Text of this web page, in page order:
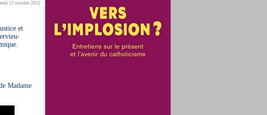
22 octobre 2022
et
Madame